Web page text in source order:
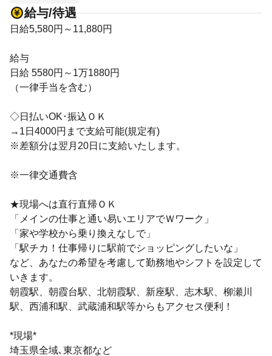
給与/待遇
日給5,580円～11,880円
給与
日給 5580円～1万1880円
（一律手当を含む）
◇日払いOK･振込ＯＫ
→1日4000円まで支給可能(規定有)
※差額分は翌月20日に支給いたします。
※一律交通費含
★現場へは直行直帰ＯＫ
「メインの仕事と通い易いエリアでＷワーク」
「家や学校から乗り換えなしで」
「駅チカ！仕事帰りに駅前でショッピングしたいな」
など、あなたの希望を考慮して勤務地やシフトを設定して
いきます。
朝霞駅、朝霞台駅、北朝霞駅、新座駅、志木駅、柳瀬川
駅、西浦和駅、武蔵浦和駅等からもアクセス便利！
*現場*
埼玉県全域､東京都など